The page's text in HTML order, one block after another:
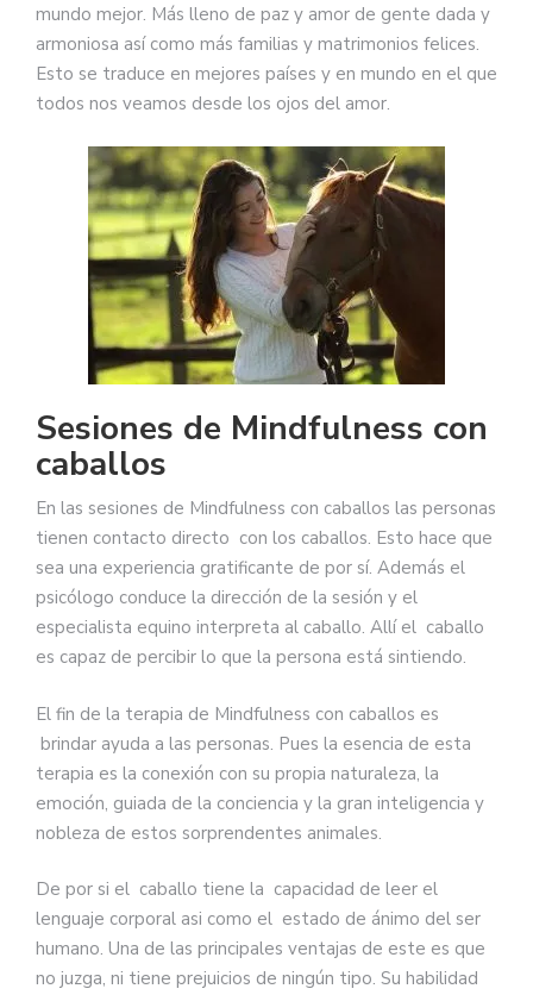
mundo mejor. Más lleno de paz y amor de gente dada y
armoniosa así como más familias y matrimonios felices.
Esto se traduce en mejores países y en mundo en el que
todos nos veamos desde los ojos del amor.
Sesiones de Mindfulness con
caballos
En las sesiones de Mindfulness con caballos las personas
tienen contacto directo con los caballos. Esto hace que
sea una experiencia gratificante de por sí. Además el
psicólogo conduce la dirección de la sesión y el
especialista equino interpreta al caballo. Allí el caballo
es capaz de percibir lo que la persona está sintiendo.
El fin de la terapia de Mindfulness con caballos es
brindar ayuda a las personas. Pues la esencia de esta
terapia es la conexión con su propia naturaleza, la
emoción, guiada de la conciencia y la gran inteligencia y
nobleza de estos sorprendentes animales.
De por si el caballo tiene la capacidad de leer el
lenguaje corporal asi como el estado de ánimo del ser
humano. Una de las principales ventajas de este es que
no juzga, ni tiene prejuicios de ningún tipo. Su habilidad